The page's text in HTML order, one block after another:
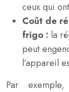
ceux qui
Coût de
frigo : la
peut
l’appareil
Par